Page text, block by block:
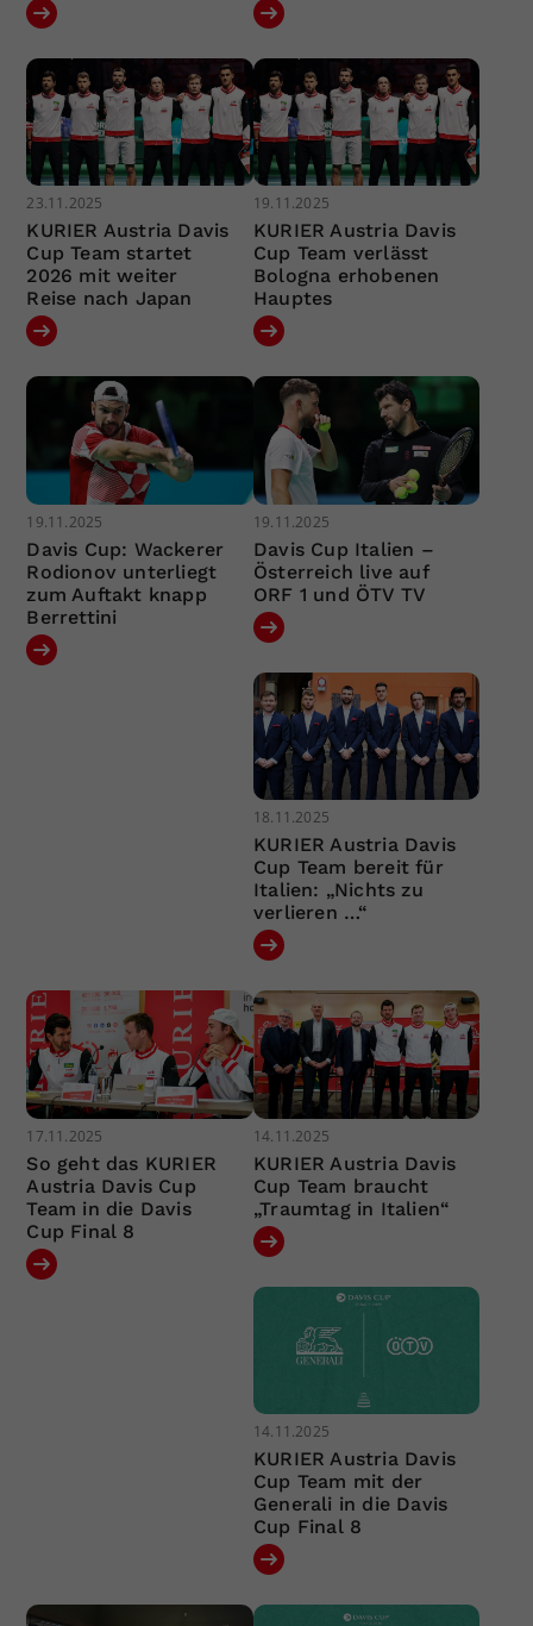
23.11.2025
KURIER Austria Davis
Cup Team startet
2026 mit weiter
Reise nach Japan
19.11.2025
KURIER Austria Davis
Cup Team verlässt
Bologna erhobenen
Hauptes
19.11.2025
Davis Cup: Wackerer
Rodionov unterliegt
zum Auftakt knapp
Berrettini
19.11.2025
Davis Cup Italien –
Österreich live auf
ORF 1 und ÖTV TV
18.11.2025
KURIER Austria Davis
Cup Team bereit für
Italien: „Nichts zu
verlieren …“
17.11.2025
So geht das KURIER
Austria Davis Cup
Team in die Davis
Cup Final 8
14.11.2025
KURIER Austria Davis
Cup Team braucht
„Traumtag in Italien“
14.11.2025
KURIER Austria Davis
Cup Team mit der
Generali in die Davis
Cup Final 8